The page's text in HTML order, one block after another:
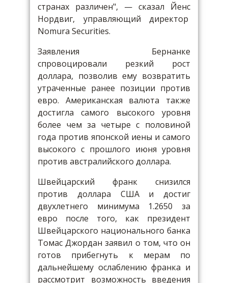
странах различен", — сказал Йенс
Нордвиг, управляющий директор
Nomura Securities.
Заявления Бернанке
спровоцировали резкий рост
доллара, позволив ему возвратить
утраченные ранее позиции против
евро. Американская валюта также
достигла самого высокого уровня
более чем за четыре с половиной
года против японской иены и самого
высокого с прошлого июня уровня
против австралийского доллара.
Швейцарский франк снизился
против доллара США и достиг
двухлетнего минимума 1.2650 за
евро после того, как президент
Швейцарского национального банка
Томас Джордан заявил о том, что он
готов прибегнуть к мерам по
дальнейшему ослаблению франка и
рассмотрит возможность введения